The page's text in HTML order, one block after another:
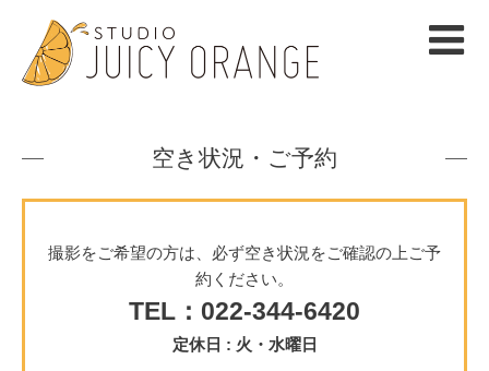
空き状況・ご予約
撮影をご希望の方は、必ず空き状況をご確認の上ご予
約ください。
TEL：022-344-6420
定休日 : 火・水曜日